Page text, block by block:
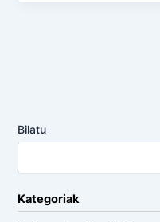
Bilatu
Kategoriak